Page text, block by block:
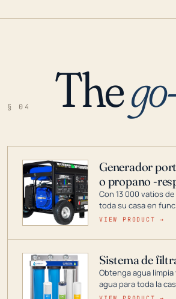
§ 04 The
Generador
o propano -
Con 13 000 vatios
toda su casa en
DuroMax es el líder
digitales hasta
VIEW PRODUCT →
Sistema de
Obtenga agua
agua para toda la
reduce los